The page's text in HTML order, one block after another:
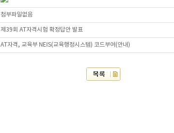
첨부파일없음
제39회 AT자격시험 확정답안 발표
AT자격, 교육부 NEIS(교육행정시스템) 코드부여(안내)